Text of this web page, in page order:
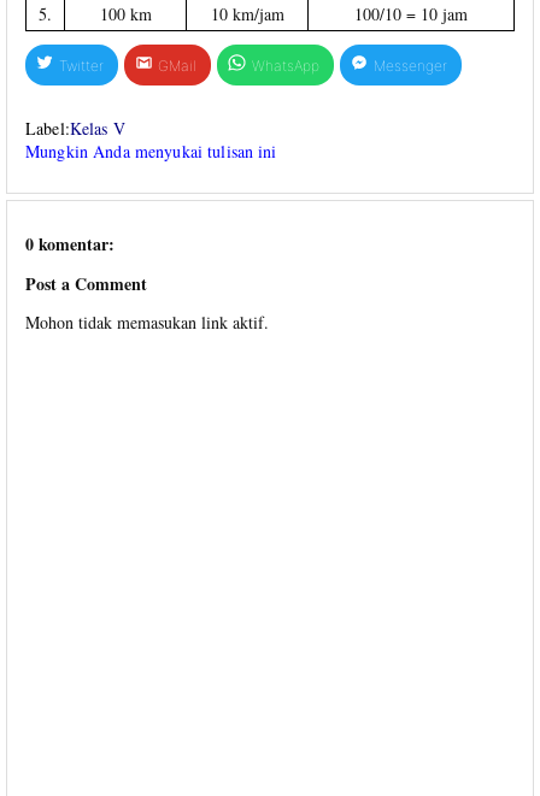
5.
100 km 10 km/jam 100/10 = 10 jam
Twitter GMail WhatsApp Messenger
Label:Kelas V
Mungkin Anda menyukai tulisan ini
0 komentar:
Post a Comment
Mohon tidak memasukan link aktif.